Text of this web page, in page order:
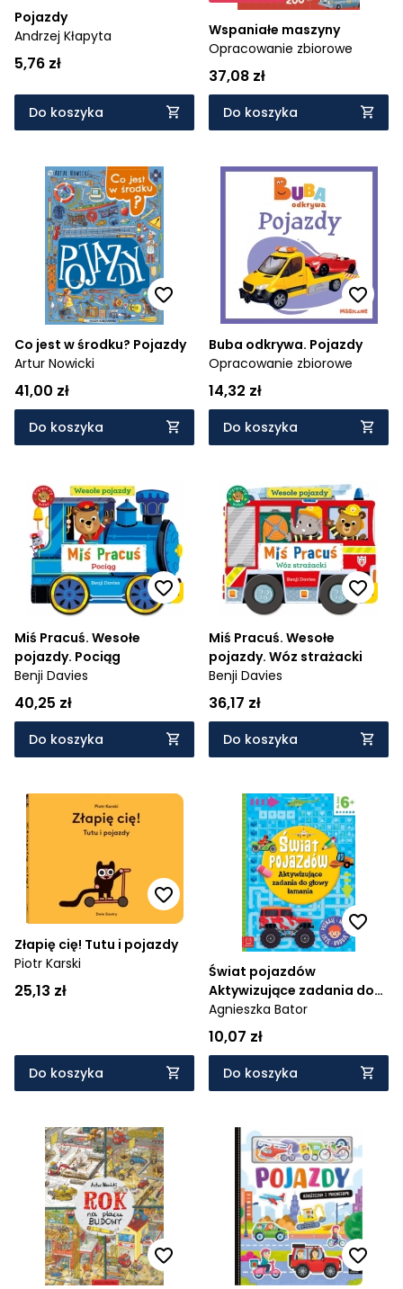
Pojazdy
Andrzej Kłapyta
5,76 zł
Do koszyka
Wspaniałe maszyny
Opracowanie zbiorowe
37,08 zł
Do koszyka
Co jest w środku? Pojazdy
Artur Nowicki
41,00 zł
Do koszyka
Buba odkrywa. Pojazdy
Opracowanie zbiorowe
14,32 zł
Do koszyka
Miś Pracuś. Wesołe
pojazdy. Pociąg
Benji Davies
40,25 zł
Do koszyka
Miś Pracuś. Wesołe
pojazdy. Wóz strażacki
Benji Davies
36,17 zł
Do koszyka
Złapię cię! Tutu i pojazdy
Piotr Karski
25,13 zł
Do koszyka
Świat pojazdów
Aktywizujące zadania do
głowy łamania - Poznaję,
myślę, liczę, koduję
Agnieszka Bator
10,07 zł
Do koszyka